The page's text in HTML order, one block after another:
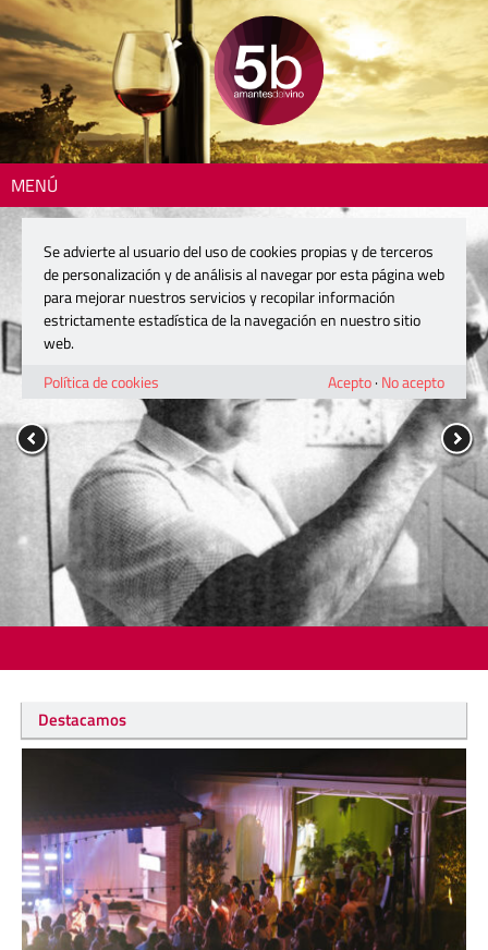
MENÚ
Destacamos
Se advierte al usuario del uso de cookies propias y de terceros
de personalización y de análisis al navegar por esta página web
para mejorar nuestros servicios y recopilar información
estrictamente estadística de la navegación en nuestro sitio
web.
Política de cookies
Acepto· No acepto